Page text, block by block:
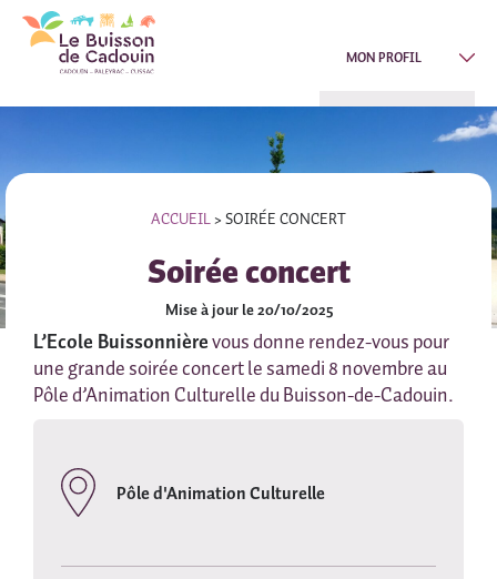
MON PROFIL
ACCUEIL> SOIRÉE CONCERT
Soirée concert
Mise à jour le 20/10/2025
L’Ecole Buissonnièrevous donne rendez-vous pour
une grande soirée concert le samedi 8 novembre au
Pôle d’Animation Culturelle du Buisson-de-Cadouin.
Pôle d'Animation Culturelle